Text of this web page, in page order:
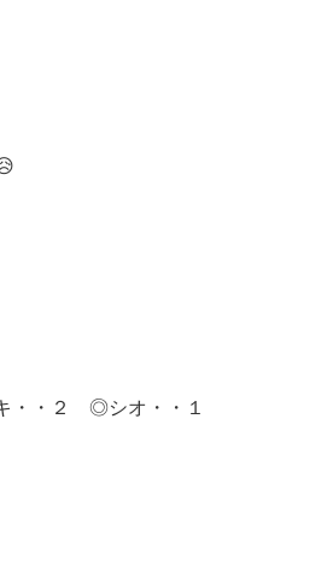
・２ ◎シオ・・１